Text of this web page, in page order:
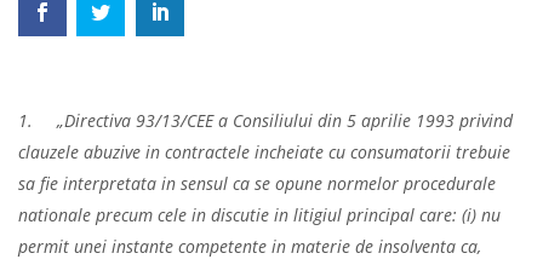
1. „Directiva 93/13/CEE a Consiliului din 5 aprilie 1993 privind
clauzele abuzive in contractele incheiate cu consumatorii trebuie
sa fie interpretata in sensul ca se opune normelor procedurale
nationale precum cele in discutie in litigiul principal care: (i) nu
permit unei instante competente in materie de insolventa ca,